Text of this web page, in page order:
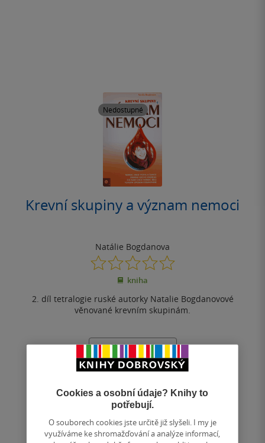
Nedostupné
Krevní skupiny a význam nemoci
Natálie Bogdanova
0.0
z
5
kniha
2. díl tetralogie ruské autorky Natalie Bogdanovové
věnované krevním skupinám.
Nedostupné
Uložit do seznamu
Cookies a osobní údaje? Knihy to
potřebují.
O souborech cookies jste určitě již slyšeli. I my je
využíváme ke shromažďování a analýze informací,